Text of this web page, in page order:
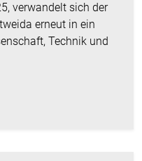
verwandelt sich der
erneut in ein
Technik und